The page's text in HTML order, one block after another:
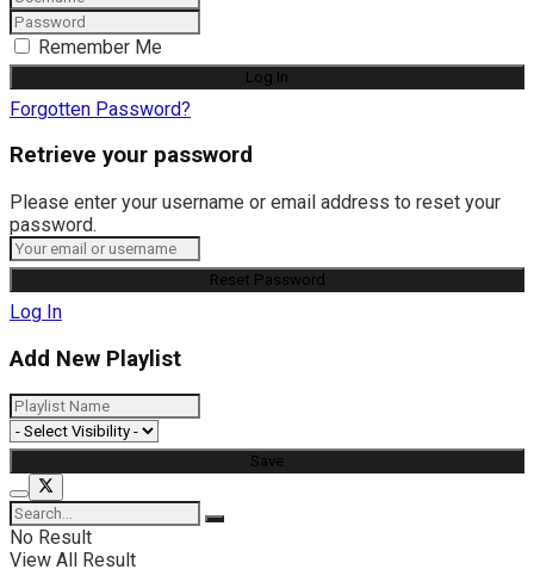
Remember Me
Forgotten Password?
Retrieve your password
Please enter your username or email address to reset your
password.
Log In
Add New Playlist
No Result
View All Result